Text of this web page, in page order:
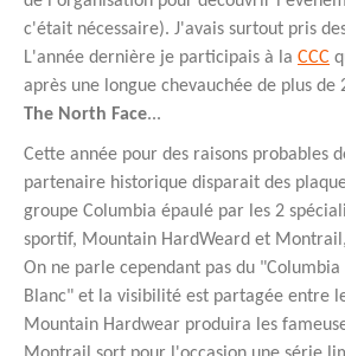
c'était nécessaire). J'avais surtout pris
L'année dernière je participais à la CCC
après une longue chevauchée de plus
The North Face...
Cette année pour des raisons probables
partenaire historique disparait des
groupe Columbia épaulé par les 2
sportif, Mountain HardWeard et
On ne parle cependant pas du
Blanc" et la visibilité est partagée entre
Mountain Hardwear produira les